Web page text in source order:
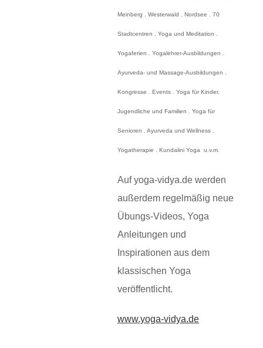
Meinberg . Westerwald . Nordsee . 70
Stadtcentren . Yoga und Meditation .
Yogaferien . Yogalehrer-Ausbildungen .
Ayurveda- und Massage-Ausbildungen .
Kongresse . Events . Yoga für Kinder,
Jugendliche und Familien . Yoga für
Senioren . Ayurveda und Wellness .
Yogatherapie . Kundalini Yoga u.v.m.
Auf yoga-vidya.de werden
außerdem regelmäßig neue
Übungs-Videos, Yoga
Anleitungen und
Inspirationen aus dem
klassischen Yoga
veröffentlicht.
www.yoga-vidya.de